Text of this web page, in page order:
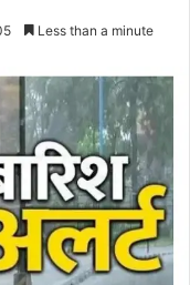
Less than a minute